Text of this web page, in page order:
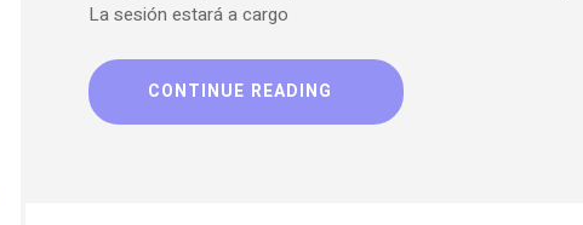
La sesión estará a cargo
CONTINUE READING